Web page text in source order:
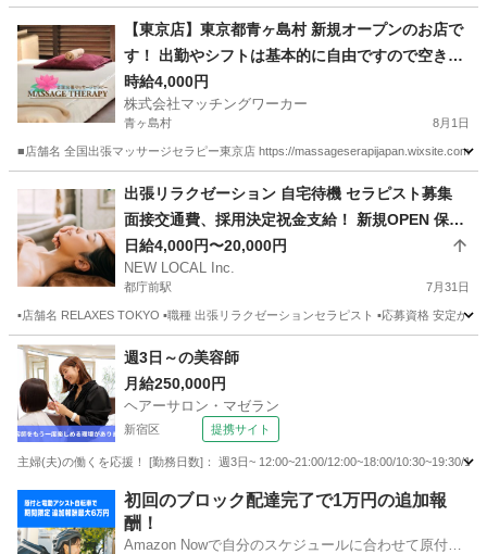
マッサージ 居場所
【東京店】東京都青ヶ島村 新規オープンのお店で
す！ 出勤やシフトは基本的に自由ですので空き時
間を有効活用できるお仕事です。 また、店舗や事
務所に出勤する必要がありません。 お仕事道具さ
え有ればご自身の居場所からいつでもスタートで
きるお仕事です。 ご自宅で待機も可能です！
時給4,000円
株式会社マッチングワーカー
青ヶ島村 8月1日
■店舗名 全国出張マッサージセラピー東京店 https://massageserapijapan.wixsite.com/
マッサージ
出張リラクゼーション 自宅待機 セラピスト募集
面接交通費、採用決定祝金支給！ 新規OPEN 保証
給あり 日払い 副業
日給4,000円〜20,000円
NEW LOCAL Inc.
都庁前駅 7月31日
▪️店舗名 RELAXES TOKYO ▪️職種 出張リラクゼーションセラピスト ▪️応募資格 安定か
東京 新宿区 都庁前駅 セラピスト
週3日～の美容師
月給250,000円
ヘアーサロン・マゼラン
新宿区 提携サイト
主婦(夫)の働くを応援！ [勤務日数]： 週3日~ 12:00~21:00/12:00~18:00/10:30~19:30/
美容師
初回のブロック配達完了で1万円の追加報
酬！
Amazon Nowで自分のスケジュールに合わせて原付や